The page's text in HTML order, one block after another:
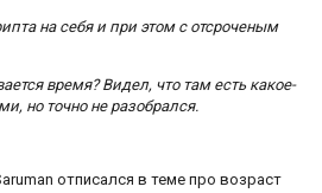
на себя и при этом с отсроченым
время? Видел, что там есть какое-
но точно не разобрался.
отписался в теме про возраст